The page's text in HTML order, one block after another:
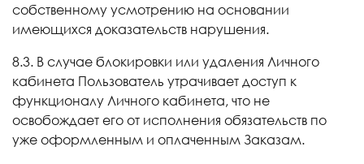
собственному усмотрению на основании
имеющихся доказательств нарушения.
8.3. В случае блокировки или удаления Личного
кабинета Пользователь утрачивает доступ к
функционалу Личного кабинета, что не
освобождает его от исполнения обязательств по
уже оформленным и оплаченным Заказам.